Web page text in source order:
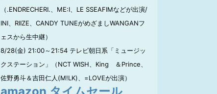
（.ENDRECHERI.、ME:I、LE SSEAFIMなどが出演/
INI、RIIZE、CANDY TUNEがめざましWANGANフ
ェスから生中継）
8/28(金) 21:00～21:54 テレビ朝日系「ミュージッ
クステーション」（NCT WISH、King ＆Prince、
佐野勇斗＆吉田仁人(M!LK)、=LOVEが出演）